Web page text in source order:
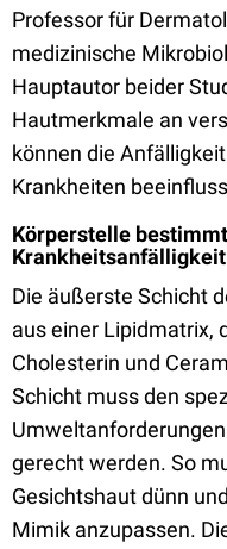
Professor für
medizinische
Hauptautor beider
Hautmerkmale an
können die
Krankheiten
Körperstelle
Krankheitsanfälligkeit
Die äußerste Schicht
aus einer Lipidmatrix,
Cholesterin und
Schicht muss den
gerecht werden. So
Gesichtshaut dünn
Mimik anzupassen.